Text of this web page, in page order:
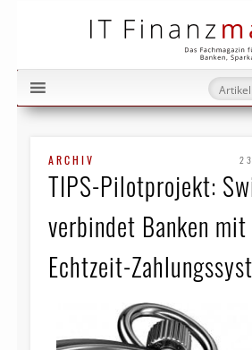
ARCHIV
TIPS-Pilotprojekt:
verbindet Banken
Echtzeit-